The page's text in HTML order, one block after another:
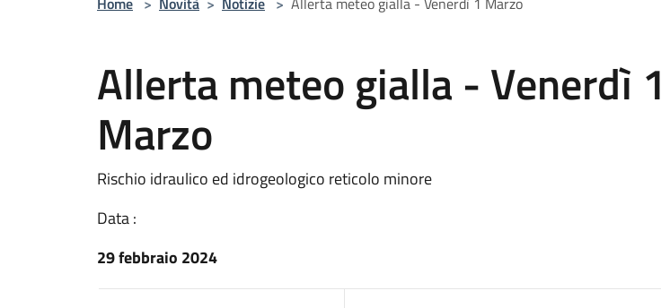
Allerta meteo gialla - Venerdì 1
Marzo
Rischio idraulico ed idrogeologico reticolo minore
Data :
29 febbraio 2024